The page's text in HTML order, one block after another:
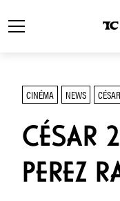
CINÉMA NEWS
CÉSAR
PEREZ